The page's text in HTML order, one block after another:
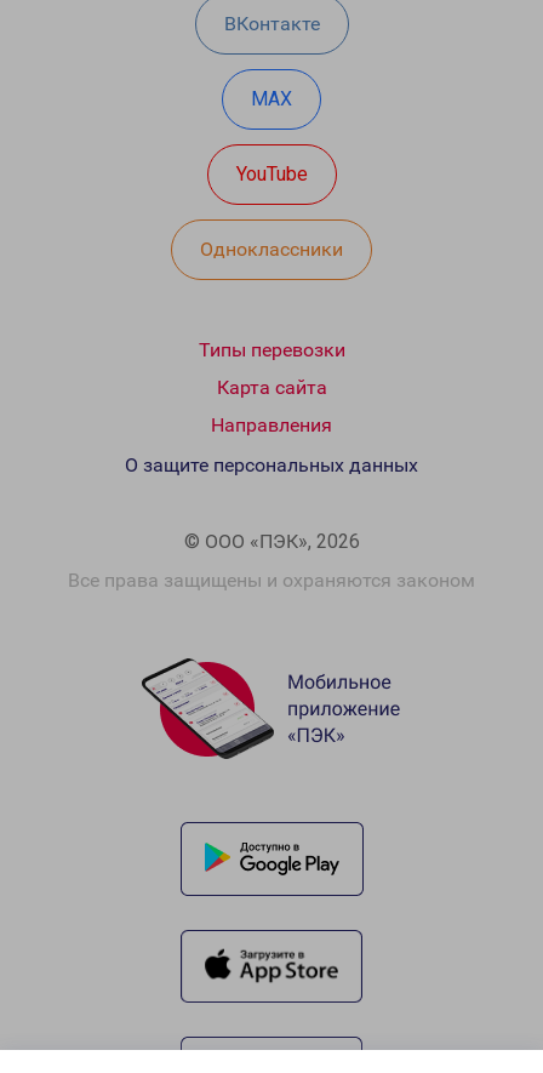
ВКонтакте
MAX
YouTube
Одноклассники
Типы перевозки
Карта сайта
Направления
© ООО «ПЭК», 2026
Все права защищены и охраняются законом
О защите персональных данных